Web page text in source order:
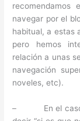
recomendamos
navegar por el
habitual, a estas
pero hemos
relación a unas
navegación
noveles, etc).
– En el caso